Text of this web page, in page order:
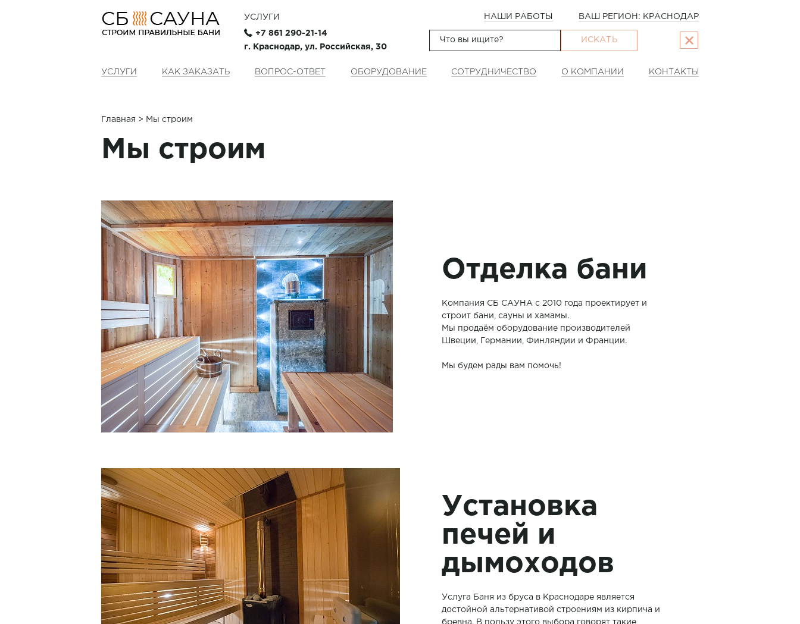
УСЛУГИ НАШИ РАБОТЫ ВАШ РЕГИОН: КРАСНОДАР
ИСКАТЬ
+7 861 290-21-14
г. Краснодар, ул. Российская, 30
УСЛУГИ КАК ЗАКАЗАТЬ ВОПРОС-ОТВЕТ ОБОРУДОВАНИЕ СОТРУДНИЧЕСТВО О КОМПАНИИ КОНТАКТЫ
Главная > Мы строим
Мы строим
Отделка бани
Компания СБ САУНА с 2010 года проектирует и
строит бани, сауны и хамамы.
Мы продаём оборудование производителей
Швеции, Германии, Финляндии и Франции.
Мы будем рады вам помочь!
Установка
печей и
дымоходов
Услуга Баня из бруса в Краснодаре является
достойной альтернативой строениям из кирпича и
бревна. В пользу этого выбора говорят такие